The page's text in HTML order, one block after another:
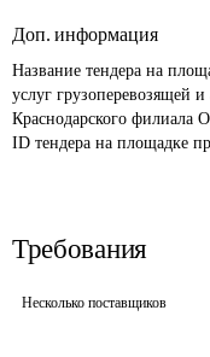
Доп. информация
Название тендера на
услуг грузоперевозящей
Краснодарского
ID тендера на площадке
Требования
Несколько поставщиков